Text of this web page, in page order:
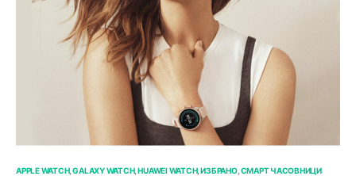
APPLE WATCH GALAXY WATCH HUAWEI WATCH ИЗБРАНО СМАРТ ЧАСОВНИЦИ